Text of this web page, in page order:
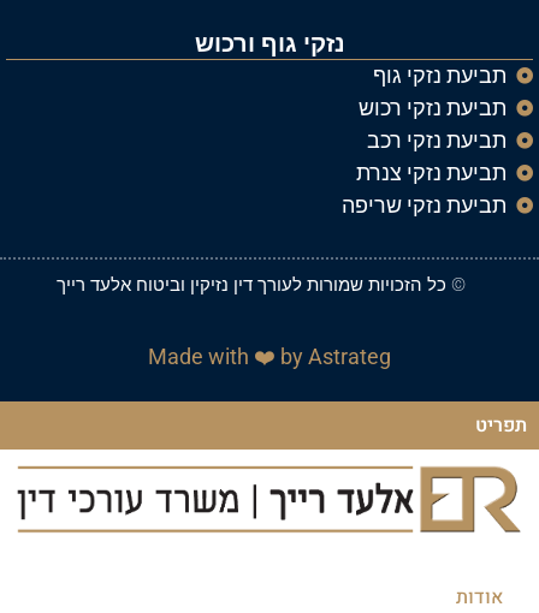
נזקי גוף ורכוש
תביעת נזקי גוף
תביעת נזקי רכוש
תביעת נזקי רכב
תביעת נזקי צנרת
תביעת נזקי שריפה
© כל הזכויות שמורות לעורך דין נזיקין וביטוח אלעד רייך
Made with ❤️ by Astrateg
תפריט
אודות